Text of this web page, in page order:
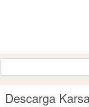
Descarga